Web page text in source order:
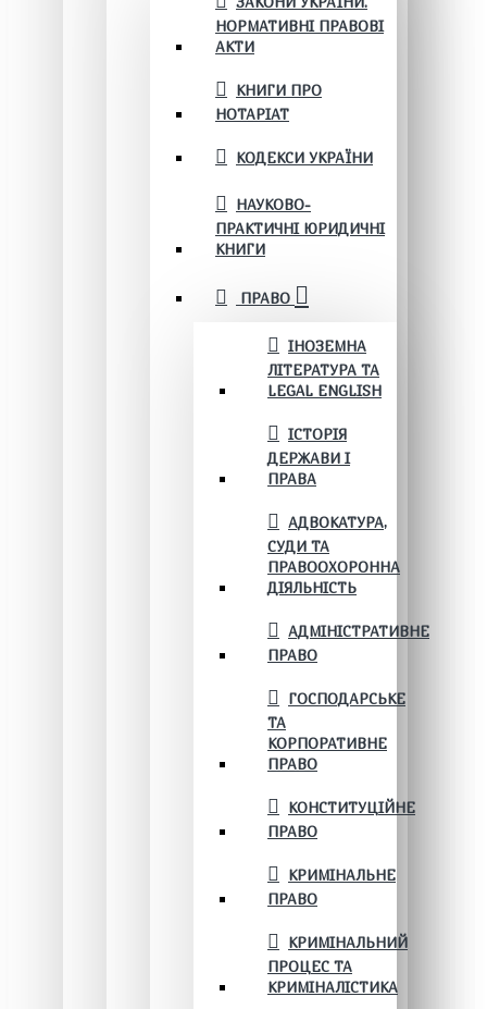
НОРМАТИВНІ ПРАВОВІ
АКТИ
КНИГИ ПРО
НОТАРІАТ
КОДЕКСИ УКРАЇНИ
НАУКОВО-
ПРАКТИЧНІ ЮРИДИЧНІ
КНИГИ
ПРАВО
ІНОЗЕМНА
ЛІТЕРАТУРА ТА
LEGAL ENGLISH
ІСТОРІЯ
ДЕРЖАВИ І
ПРАВА
АДВОКАТУРА,
СУДИ ТА
ПРАВООХОРОННА
ДІЯЛЬНІСТЬ
АДМІНІСТРАТИВНЕ
ПРАВО
ГОСПОДАРСЬКЕ
ТА
КОРПОРАТИВНЕ
ПРАВО
КОНСТИТУЦІЙНЕ
ПРАВО
КРИМІНАЛЬНЕ
ПРАВО
КРИМІНАЛЬНИЙ
ПРОЦЕС ТА
КРИМІНАЛІСТИКА